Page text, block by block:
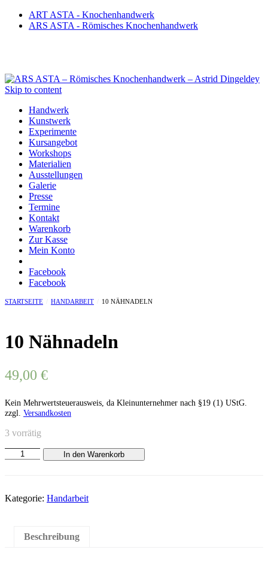
ART ASTA - Knochenhandwerk
ARS ASTA - Römisches Knochenhandwerk
Skip to content
Handwerk
Kunstwerk
Experimente
Kursangebot
Workshops
Materialien
Ausstellungen
Galerie
Presse
Termine
Kontakt
Warenkorb
Zur Kasse
Mein Konto
Facebook
Facebook
STARTSEITE HANDARBEIT 10 NÄHNADELN
10 Nähnadeln
49,00 €
Kein Mehrwertsteuerausweis, da Kleinunternehmer nach §19 (1) UStG.
zzgl. Versandkosten
3 vorrätig
Nähnadeln
In den Warenkorb
Kategorie: Handarbeit
Beschreibung